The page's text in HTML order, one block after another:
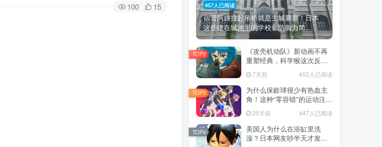
100 15 457人已阅读
宿管阿姨拉起吊桥就是主城要塞！日本
这些建在城池里的学校，防御力简...
《攻壳机动队》新动画不再
重塑经典，科学猴这次反而
7天前 452人已阅读
TOP2
为什么保龄球很少有热血主
角！这种“零容错”的运动注定
们的生活！
20天前 447人已阅读
TOP3
美国人为什么在浴缸里洗
澡？日本网友吵半天才发
TOP4